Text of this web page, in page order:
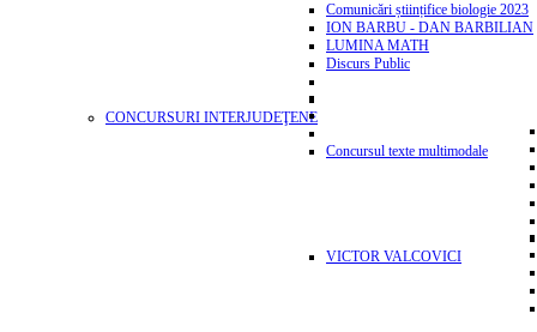
Comunicări științifice biologie 2023
ION BARBU - DAN BARBILIAN
LUMINA MATH
Discurs Public
CONCURSURI INTERJUDEŢENE
Concursul texte multimodale
VICTOR VALCOVICI